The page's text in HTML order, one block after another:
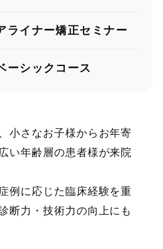
ライナー矯正セミナー
ーシックコース
小さなお子様からお年寄
い年齢層の患者様が来院
例に応じた臨床経験を重
断力・技術力の向上にも